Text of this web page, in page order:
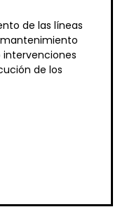
de las líneas
de los